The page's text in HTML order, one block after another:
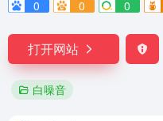
0
0 0
打开网站
白噪音